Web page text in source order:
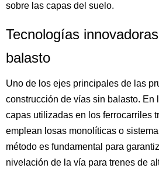
sobre las capas del suelo.
Tecnologías
balasto
Uno de los ejes principales de las
construcción de vías sin balasto. En
capas utilizadas en los ferrocarriles
emplean losas monolíticas o
método es fundamental para
nivelación de la vía para trenes de